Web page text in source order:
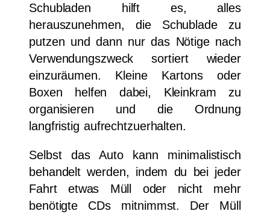
Schubladen hilft es, alles
herauszunehmen, die Schublade zu
putzen und dann nur das Nötige nach
Verwendungszweck sortiert wieder
einzuräumen. Kleine Kartons oder
Boxen helfen dabei, Kleinkram zu
organisieren und die Ordnung
langfristig aufrechtzuerhalten.
Selbst das Auto kann minimalistisch
behandelt werden, indem du bei jeder
Fahrt etwas Müll oder nicht mehr
benötigte CDs mitnimmst. Der Müll